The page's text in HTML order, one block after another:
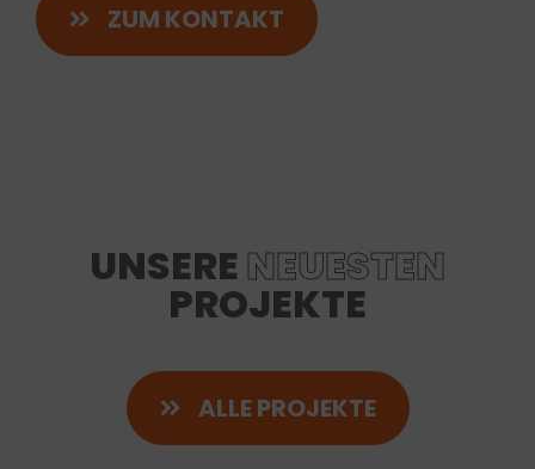
ZUM KONTAKT
UNSERE NEUESTEN
PROJEKTE
ALLE PROJEKTE